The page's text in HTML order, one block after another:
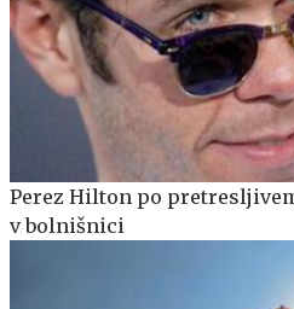
Perez Hilton po
v bolnišnici